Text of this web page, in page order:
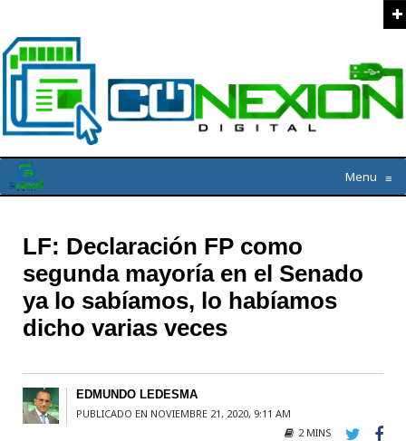
Menu ≡
LF: Declaración FP como
segunda mayoría en el Senado
ya lo sabíamos, lo habíamos
dicho varias veces
EDMUNDO LEDESMA
PUBLICADO EN NOVIEMBRE 21, 2020, 9:11 AM
2 MINS